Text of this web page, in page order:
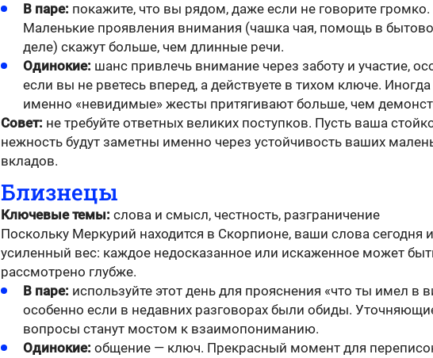
В паре: покажите, что вы рядом, даже если не говорите громко.
Маленькие проявления внимания (чашка чая, помощь в
деле) скажут больше, чем длинные речи.
Одинокие: шанс привлечь внимание через заботу и участие,
если вы не рветесь вперед, а действуете в тихом ключе. Иногда
именно «невидимые» жесты притягивают больше, чем
Совет: не требуйте ответных великих поступков. Пусть ваша
нежность будут заметны именно через устойчивость ваших
вкладов.
Близнецы
Ключевые темы: слова и смысл, честность, разграничение
Поскольку Меркурий находится в Скорпионе, ваши слова сегодня
усиленный вес: каждое недосказанное или искаженное может
рассмотрено глубже.
В паре: используйте этот день для прояснения «что ты имел в
особенно если в недавних разговорах были обиды.
вопросы станут мостом к взаимопониманию.
Одинокие: общение — ключ. Прекрасный момент для